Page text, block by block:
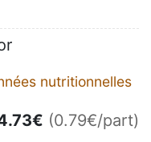
nutritionnelles
€ (0.79€/part)